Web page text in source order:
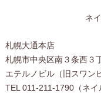
ネ
札幌大通本店
札幌市中央区南３条西３
エテルノビル（旧スワン
TEL 011-211-1790（ネ